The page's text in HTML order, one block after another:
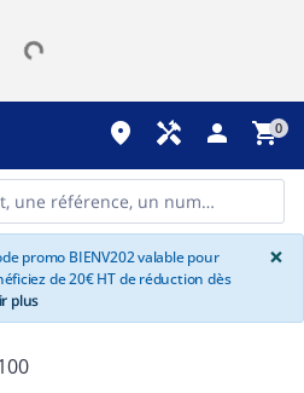
place handyman person shopping_cart0
promo BIENV202 valable pour
de 20€ HT de réduction dès
plus
×